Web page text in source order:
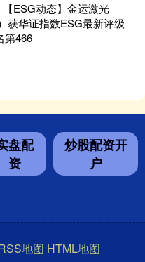
ESG动态】金运激光
获华证指数ESG最新评级
第466
盘配
资
炒股配资开
户
地图 HTML地图